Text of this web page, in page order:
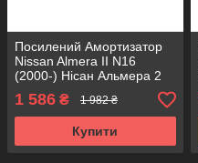
Посилений Амортизатор
Nissan Almera II N16
(2000-) Нісан Альмера 2
N16. Задній. 312761 ,
341282 KOREA Аксусс!
1 586 ₴ 1 982 ₴
Купити